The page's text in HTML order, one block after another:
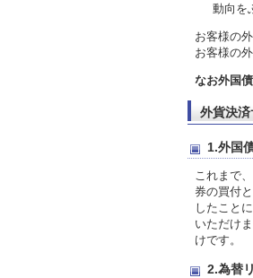
動向を
お客様の
お客様の
なお外国
外貨決
1.外国
これまで
券の買付
したこと
いただけ
けです。
2.為替